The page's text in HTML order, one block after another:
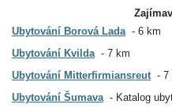
Ubytování Borová Lada
6 km
Ubytování Kvilda
7 km
Ubytování Mitterfirmiansreut
7
Ubytování Šumava
Katalog